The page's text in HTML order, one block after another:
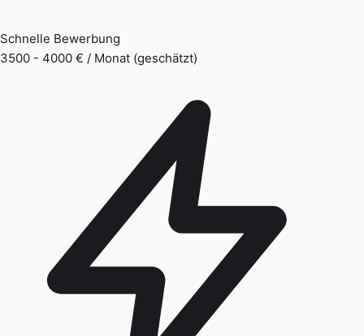
Schnelle Bewerbung
3500 - 4000 € / Monat (geschätzt)